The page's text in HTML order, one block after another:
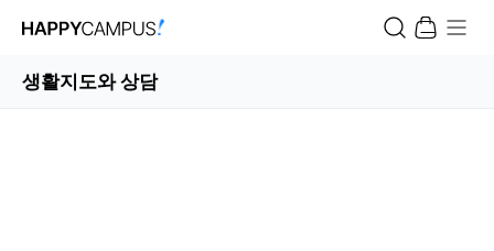
생활지도와 상담